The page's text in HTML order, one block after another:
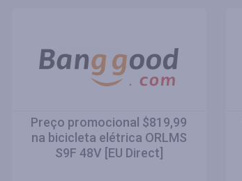
Preço promocional $819,99
na bicicleta elétrica ORLMS
S9F 48V [EU Direct]